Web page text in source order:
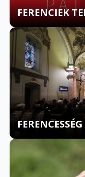
FERENCIEK
FERENCESSÉG